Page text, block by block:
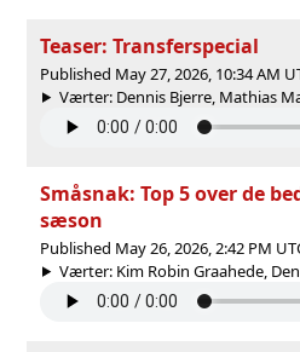
Teaser: Transferspecial
Published May 27, 2026, 10:34 AM
Værter: Dennis Bjerre, Mathias
Småsnak: Top 5 over de
sæson
Published May 26, 2026, 2:42 PM
Værter: Kim Robin Graahede,